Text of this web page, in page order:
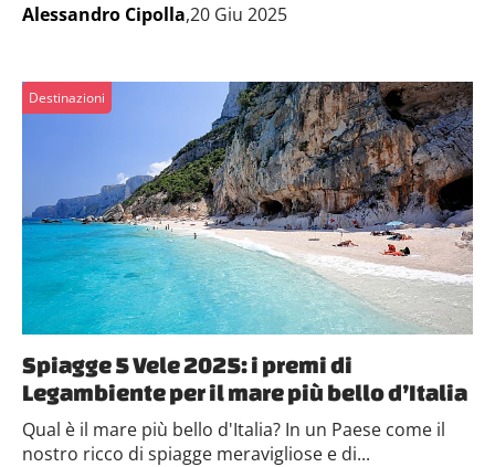
Alessandro Cipolla,20 Giu 2025
Destinazioni
Spiagge 5 Vele 2025: i premi di
Legambiente per il mare più bello d’Italia
Qual è il mare più bello d'Italia? In un Paese come il
nostro ricco di spiagge meravigliose e di...